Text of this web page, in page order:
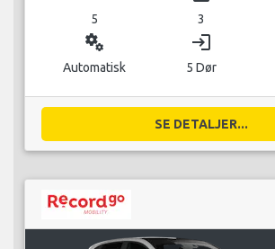
5 3
miscellaneous_services
Automatisk
login
5 Dør
SE DETALJER...